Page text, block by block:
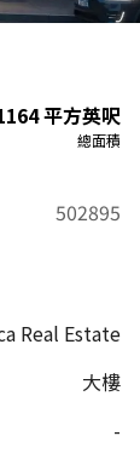
平方英呎
總面積
502895
Real Estate
大樓
-